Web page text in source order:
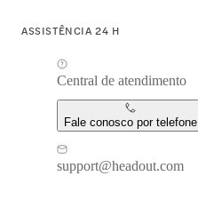
ASSISTÊNCIA 24 H
Central de atendimento
Fale conosco por telefone
support@headout.com